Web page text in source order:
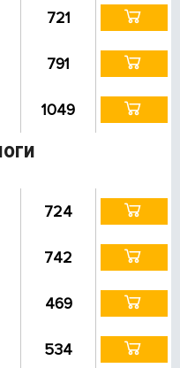
721
791
1049
724
742
469
534